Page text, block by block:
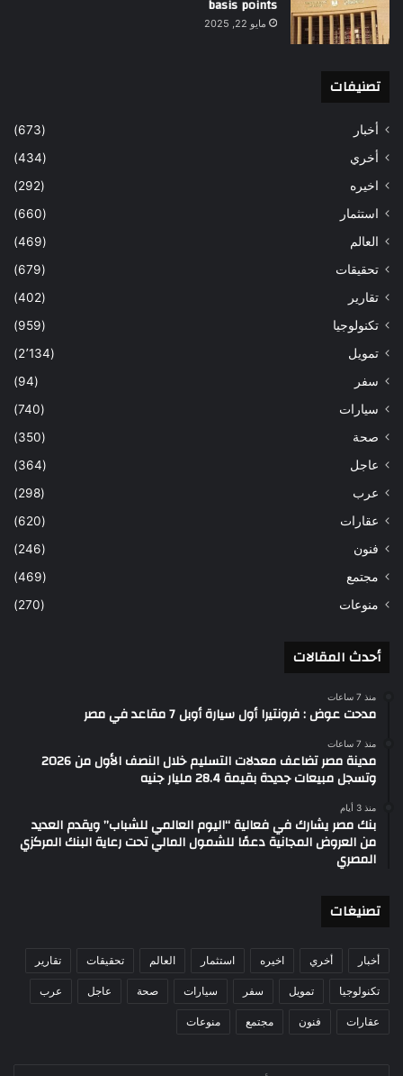
basis points
مايو 22, 2025
تصنيفات
أخبار
(673)
أخري
(434)
اخيره
(292)
استثمار
(660)
العالم
(469)
تحقيقات
(679)
تقارير
(402)
تكنولوجيا
(959)
تمويل
(2٬134)
سفر
(94)
سيارات
(740)
صحة
(350)
عاجل
(364)
عرب
(298)
عقارات
(620)
فنون
(246)
مجتمع
(469)
منوعات
(270)
أحدث المقالات
منذ 7 ساعات
مدحت عوض : فرونتيرا أول سيارة أوبل 7 مقاعد في مصر
منذ 7 ساعات
مدينة مصر تضاعف معدلات التسليم خلال النصف الأول من 2026
وتسجل مبيعات جديدة بقيمة 28.4 مليار جنيه
منذ 3 أيام
بنك مصر يشارك في فعالية “اليوم العالمي للشباب” ويقدم العديد
من العروض المجانية دعمًا للشمول المالي تحت رعاية البنك المركزي
المصري
تصنيغات
أخبار أخري اخيره استثمار العالم تحقيقات تقارير
تكنولوجيا تمويل سفر سيارات صحة عاجل عرب
عقارات فنون مجتمع منوعات